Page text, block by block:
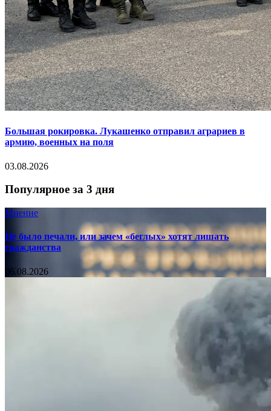
Большая рокировка. Лукашенко отправил аграриев в
армию, военных на поля
03.08.2026
Популярное за 3 дня
Мнение
Не было печали, или зачем «беглых» хотят лишать
гражданства
06.08.2026